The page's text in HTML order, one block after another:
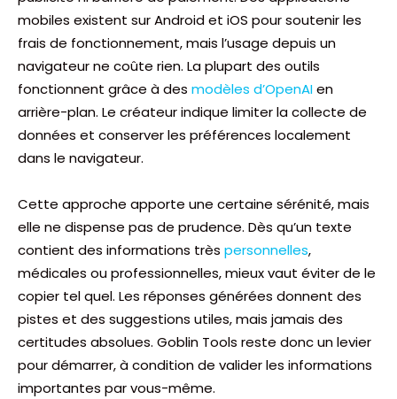
mobiles existent sur Android et iOS pour soutenir les
frais de fonctionnement, mais l’usage depuis un
navigateur ne coûte rien. La plupart des outils
fonctionnent grâce à des modèles d’OpenAIen
arrière-plan. Le créateur indique limiter la collecte de
données et conserver les préférences localement
dans le navigateur.
Cette approche apporte une certaine sérénité, mais
elle ne dispense pas de prudence. Dès qu’un texte
contient des informations très personnelles,
médicales ou professionnelles, mieux vaut éviter de le
copier tel quel. Les réponses générées donnent des
pistes et des suggestions utiles, mais jamais des
certitudes absolues. Goblin Tools reste donc un levier
pour démarrer, à condition de valider les informations
importantes par vous-même.